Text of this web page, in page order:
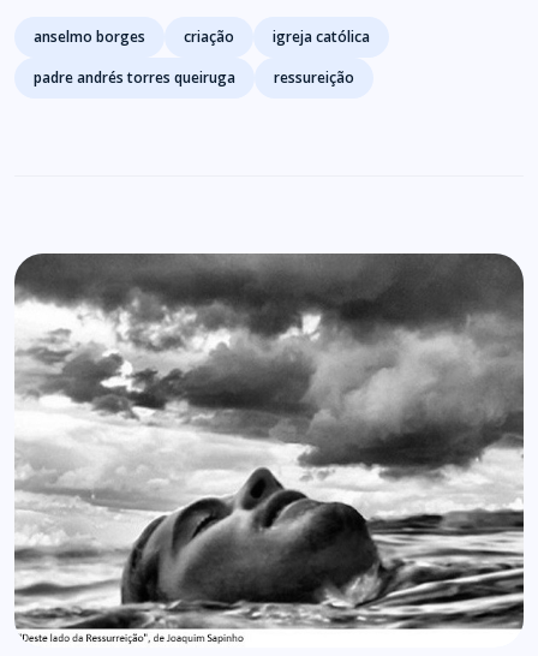
Tags
anselmo borges criação
igreja católica
padre andrés torres queiruga
ressureição